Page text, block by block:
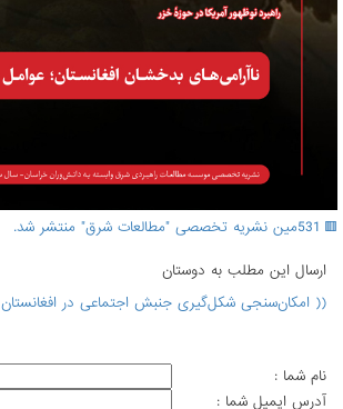
🟥 531مین نشریه تخصصی "مطالعات شرق" منتشر شد.
ارسال اين مطلب به دوستان
(( امکان‌سنجی شکل‌گیری جنبش‌ اجتماعی در
نام شما :
آدرس ايميل شما :